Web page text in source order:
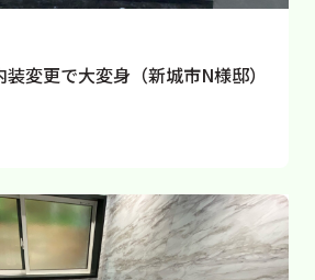
変更で大変身（新城市N様邸）